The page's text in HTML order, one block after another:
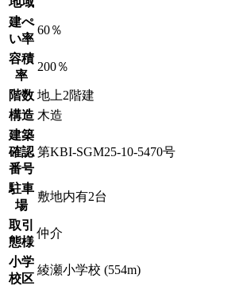
建ぺ
い率
60％
容積
率
200％
階数 地上2階建
構造 木造
建築
確認
番号
第KBI-SGM25-10-5470号
駐車
場
敷地内有2台
取引
態様
仲介
小学
校区
綾瀬小学校 (554m)